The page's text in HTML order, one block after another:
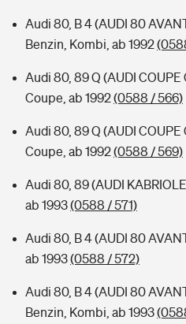
Audi 80, B 4 (AUDI 80
Benzin, Kombi, ab 1992
Audi 80, 89 Q (AUDI COUPE
Coupe, ab 1992(0588 / 566)
Audi 80, 89 Q (AUDI COUPE
Coupe, ab 1992(0588 / 569)
Audi 80, 89 (AUDI
ab 1993(0588 / 571)
Audi 80, B 4 (AUDI 80
ab 1993(0588 / 572)
Audi 80, B 4 (AUDI 80
Benzin, Kombi, ab 1993